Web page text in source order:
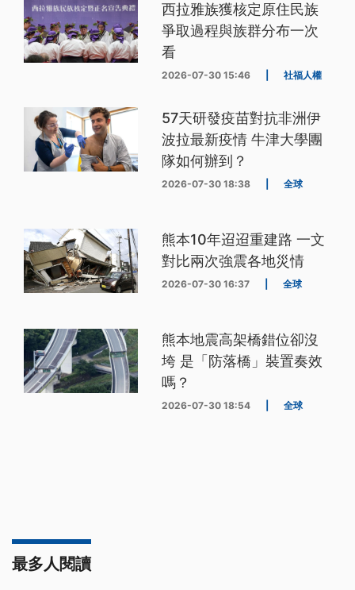
西拉雅族獲核定原住民族
爭取過程與族群分布一次
看
2026-07-30 15:46 社福人權
57天研發疫苗對抗非洲伊
波拉最新疫情 牛津大學團
隊如何辦到？
2026-07-30 18:38 全球
熊本10年迢迢重建路 一文
對比兩次強震各地災情
2026-07-30 16:37 全球
熊本地震高架橋錯位卻沒
垮 是「防落橋」裝置奏效
嗎？
2026-07-30 18:54 全球
最多人閱讀